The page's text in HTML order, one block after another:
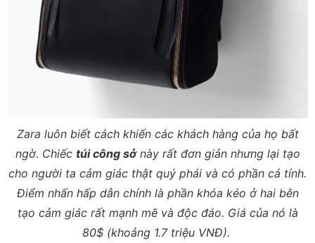
Zara luôn biết cách khiến các khách hàng của họ bất
ngờ. Chiếc túi công sởnày rất đơn giản nhưng lại tạo
cho người ta cảm giác thật quý phái và có phần cá tính.
Điểm nhấn hấp dẫn chính là phần khóa kéo ở hai bên
tạo cảm giác rất mạnh mẽ và độc đáo. Giá của nó là
80$ (khoảng 1.7 triệu VNĐ).